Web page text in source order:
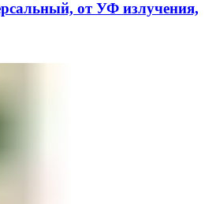
от УФ излучения,